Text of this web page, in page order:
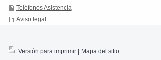
Teléfonos Asistencia
Aviso legal
Versión para imprimir Mapa del sitio